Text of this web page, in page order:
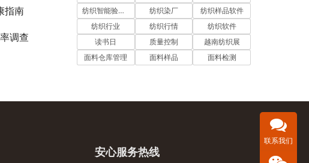
指南
调查
纺织智能验布机系统
纺织染厂
纺织样品软件
纺织行业
纺织行情
纺织软件
读书日
质量控制
越南纺织展
面料仓库管理
面料样品 面料检测
安心服务热线
联系我们